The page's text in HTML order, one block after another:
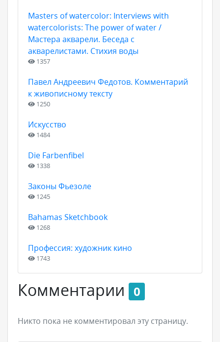
Masters of watercolor: Interviews with
watercolorists: The power of water /
Мастера акварели. Беседа с
акварелистами. Стихия воды
1357
Павел Андреевич Федотов. Комментарий
к живописному тексту
1250
Искусство
1484
Die Farbenfibel
1338
Законы Фьезоле
1245
Bahamas Sketchbook
1268
Профессия: художник кино
1743
Комментарии 0
Никто пока не комментировал эту страницу.